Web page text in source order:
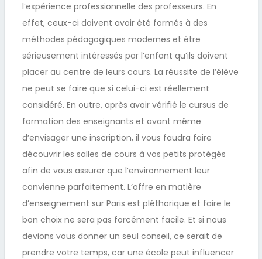
l’expérience professionnelle des professeurs. En
effet, ceux-ci doivent avoir été formés à des
méthodes pédagogiques modernes et être
sérieusement intéressés par l’enfant qu’ils doivent
placer au centre de leurs cours. La réussite de l’élève
ne peut se faire que si celui-ci est réellement
considéré. En outre, après avoir vérifié le cursus de
formation des enseignants et avant même
d’envisager une inscription, il vous faudra faire
découvrir les salles de cours à vos petits protégés
afin de vous assurer que l’environnement leur
convienne parfaitement. L’offre en matière
d’enseignement sur Paris est pléthorique et faire le
bon choix ne sera pas forcément facile. Et si nous
devions vous donner un seul conseil, ce serait de
prendre votre temps, car une école peut influencer